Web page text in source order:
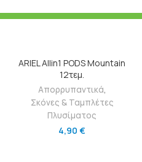
ΠΡΟΣΘΉΚΗ ΣΤΟ ΚΑΛΆΘΙ
ARIEL Allin1 PODS Mountain
12τεμ.
Απορρυπαντικά,
Σκόνες & Ταμπλέτες
Πλυσίματος
4,90€